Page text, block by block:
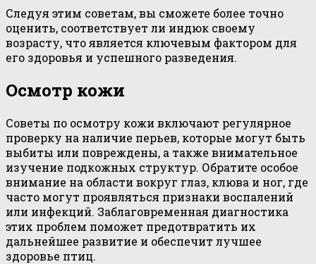
Следуя этим советам, вы сможете более точно
оценить, соответствует ли индюк своему
возрасту, что является ключевым фактором для
его здоровья и успешного разведения.
Осмотр кожи
Советы по осмотру кожи включают регулярное
проверку на наличие перьев, которые могут быть
выбиты или повреждены, а также внимательное
изучение подкожных структур. Обратите особое
внимание на области вокруг глаз, клюва и ног, где
часто могут проявляться признаки воспалений
или инфекций. Заблаговременная диагностика
этих проблем поможет предотвратить их
дальнейшее развитие и обеспечит лучшее
здоровье птиц.